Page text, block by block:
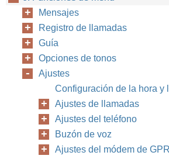
Mensajes
Registro de llamadas
Guía
Opciones de tonos
Ajustes
Configuración de la hora y
Ajustes de llamadas
Ajustes del teléfono
Buzón de voz
Ajustes del módem de